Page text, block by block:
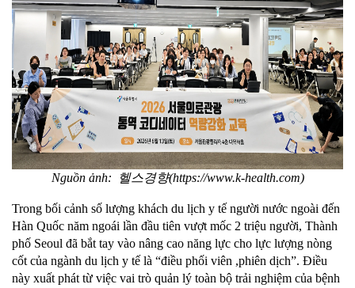
Nguồn ảnh: 헬스경향(https://www.k-health.com)
Trong bối cảnh số lượng khách du lịch y tế người nước ngoài đến
Hàn Quốc năm ngoái lần đầu tiên vượt mốc 2 triệu người, Thành
phố Seoul đã bắt tay vào nâng cao năng lực cho lực lượng nòng
cốt của ngành du lịch y tế là “điều phối viên ,phiên dịch”. Điều
này xuất phát từ việc vai trò quản lý toàn bộ trải nghiệm của bệnh